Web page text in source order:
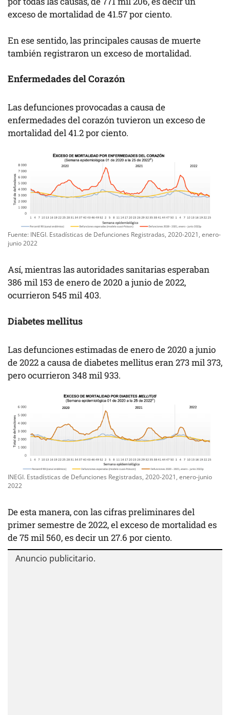
exceso de mortalidad de 41.57 por ciento.
En ese sentido, las principales causas de muerte
también registraron un exceso de mortalidad.
Enfermedades del Corazón
Las defunciones provocadas a causa de
enfermedades del corazón tuvieron un exceso de
mortalidad del 41.2 por ciento.
Fuente: INEGI. Estadísticas de Defunciones Registradas, 2020-2021, enero-
junio 2022
Así, mientras las autoridades sanitarias esperaban
386 mil 153 de enero de 2020 a junio de 2022,
ocurrieron 545 mil 403.
Diabetes mellitus
Las defunciones estimadas de enero de 2020 a junio
de 2022 a causa de diabetes mellitus eran 273 mil 373,
pero ocurrieron 348 mil 933.
INEGI. Estadísticas de Defunciones Registradas, 2020-2021, enero-junio
2022
De esta manera, con las cifras preliminares del
primer semestre de 2022, el exceso de mortalidad es
de 75 mil 560, es decir un 27.6 por ciento.